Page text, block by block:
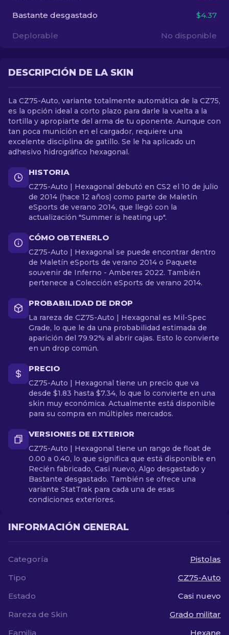
Bastante desgastado $4.37
Deplorable No disponible
DESCRIPCIÓN DE LA SKIN
La CZ75-Auto, variante totalmente automática de la CZ75,
es la opción ideal a corto plazo para darle la vuelta a la
tortilla y apropiarte del arma de tu oponente. Aunque con
tan poca munición en el cargador, requiere una
excelente disciplina de gatillo. Se le ha aplicado un
adhesivo hidrográfico hexagonal.
HISTORIA
CZ75-Auto | Hexagonal debutó en CS2 el 10 de julio
de 2014 (hace 12 años) como parte de Maletín
eSports de verano 2014, que llegó con la
actualización "Summer is heating up".
CÓMO OBTENERLO
CZ75-Auto | Hexagonal se puede encontrar dentro
de Maletín eSports de verano 2014 o Paquete
souvenir de Inferno - Amberes 2022. También
pertenece a Colección eSports de verano 2014.
PROBABILIDAD DE DROP
La rareza de CZ75-Auto | Hexagonal es Mil-Spec
Grade, lo que le da una probabilidad estimada de
aparición del 79.92% al abrir cajas. Esto lo convierte
en un drop común.
PRECIO
CZ75-Auto | Hexagonal tiene un precio que va
desde $1.83 hasta $7.34, lo que lo convierte en una
skin muy económica. Actualmente está disponible
para su compra en múltiples mercados.
VERSIONES DE EXTERIOR
CZ75-Auto | Hexagonal tiene un rango de float de
0.00 a 0.40, lo que significa que está disponible en
Recién fabricado, Casi nuevo, Algo desgastado y
Bastante desgastado. También se ofrece una
variante StatTrak para cada una de esas
condiciones exteriores.
INFORMACIÓN GENERAL
Categoría
Pistolas
Tipo
CZ75-Auto
Estado
Casi nuevo
Rareza de Skin
Grado militar
Familia
Hexane